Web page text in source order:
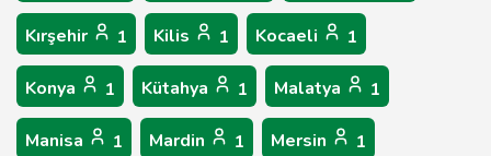
Kırşehir 1 Kilis 1 Kocaeli 1
Konya 1 Kütahya 1 Malatya 1
Manisa 1 Mardin 1 Mersin 1